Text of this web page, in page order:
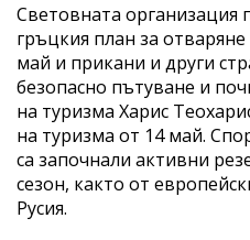
Световната организация
гръцкия план за
май и прикани и други
безопасно пътуване и
на туризма Харис
на туризма от 14 май.
са започнали активни
сезон, както от
Русия.